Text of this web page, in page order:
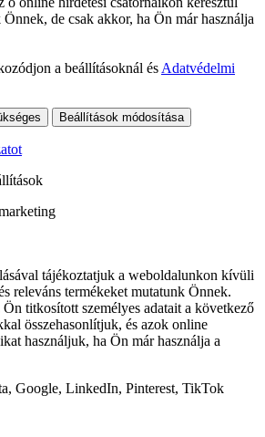
de csak akkor, ha Ön már használja
a beállításoknál és Adatvédelmi
Beállítások módosítása
tájékoztatjuk a weboldalunkon kívüli
releváns termékeket mutatunk Önnek.
titkosított személyes adatait a következő
összehasonlítjuk, és azok online
használjuk, ha Ön már használja a
Google, LinkedIn, Pinterest, TikTok